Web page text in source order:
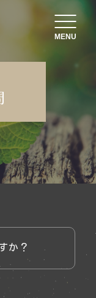
MENU
か？